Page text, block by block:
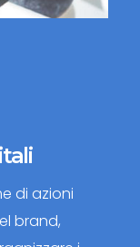
di azioni
brand,